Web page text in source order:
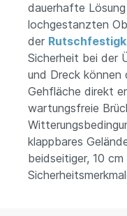
dauerhafte
lochgestanzten
der
Sicherheit bei der
und Dreck
Gehfläche direkt
wartungsfreie
klappbares
beidseitiger, 10